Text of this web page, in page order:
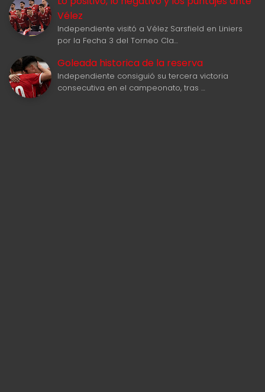
Vélez
Independiente visitó a Vélez Sarsfield en Liniers
por la Fecha 3 del Torneo Cla…
Goleada historica de la reserva
Independiente consiguió su tercera victoria
consecutiva en el campeonato, tras …